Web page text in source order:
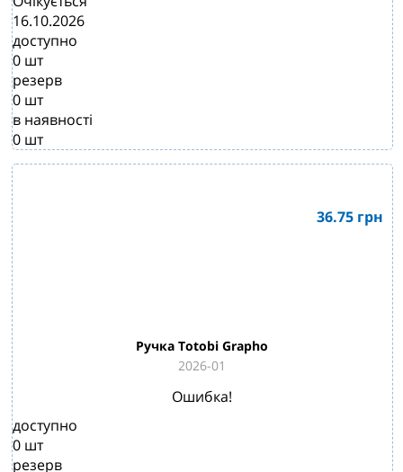
16.10.2026
доступно
0 шт
резерв
0 шт
в наявності
0 шт
36.75 грн
Ручка Totobi Grapho
2026-01
Ошибка!
доступно
0 шт
резерв